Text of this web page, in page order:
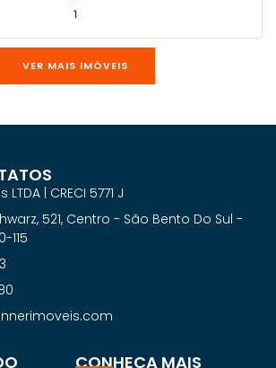
1
VER MAIS IMÓVEIS
CONHEÇA MAIS
| CRECI 5771 J
521, Centro - São Bento Do Sul -
115